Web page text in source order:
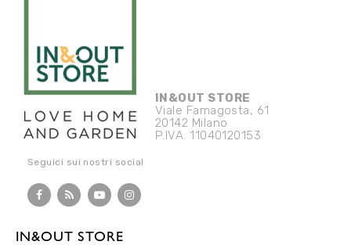
IN&OUT STORE
Viale Famagosta, 61
20142 Milano
P.IVA. 11040120153
Seguici sui nostri social
IN&OUT STORE